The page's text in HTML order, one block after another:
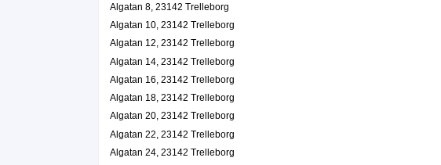
Splash AB
Mimmi Marie Larsson
0410-13029
Essence Of Sense HB
Algatan 35 2 Vån, 23142 Trelleborg
HB Godai Sushibar
Algatan 36, 23142 Trelleborg
Algatan 8, 23142 Trelleborg
Algatan 10, 23142 Trelleborg
Algatan 12, 23142 Trelleborg
Algatan 14, 23142 Trelleborg
Algatan 16, 23142 Trelleborg
Algatan 18, 23142 Trelleborg
Algatan 20, 23142 Trelleborg
Algatan 22, 23142 Trelleborg
Algatan 24, 23142 Trelleborg